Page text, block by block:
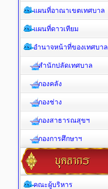
แผนที่อาณาเขตเทศบาล
แผนที่ดาวเทียม
อำนาจหน้าที่ของเทศบาล
สำนักปลัดเทศบาล
กองคลัง
กองช่าง
กองสาธารณสุขฯ
กองการศึกษาฯ
คณะผู้บริหาร